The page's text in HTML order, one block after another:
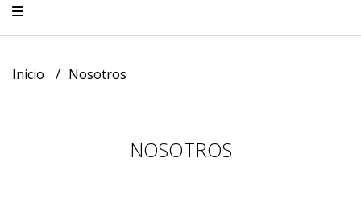
Inicio Nosotros
NOSOTROS